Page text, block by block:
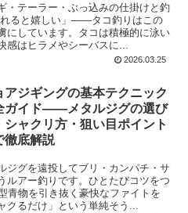
テーラー・ぶっ込みの仕掛けと釣
ると嬉しい」——タコ釣りはこの
にしています。タコは積極的に泳い
はヒラメやシーバスに...
2026.03.25
アジギングの基本テクニック
ガイド——メタルジグの選び
シャクリ方・狙い目ポイント
徹底解説
ジグを遠投してブリ・カンパチ・サ
ルアー釣りです。ひとたびコツをつ
青物を引き抜く豪快なファイトを
クるだけ」という単純そう...